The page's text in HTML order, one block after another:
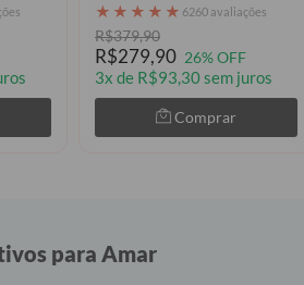
★ ★ ★ ★ ★ 6260 avaliações
R$379,90
R$279,90 26% OFF
3x de R$93,30 sem juros
Comprar
para Amar